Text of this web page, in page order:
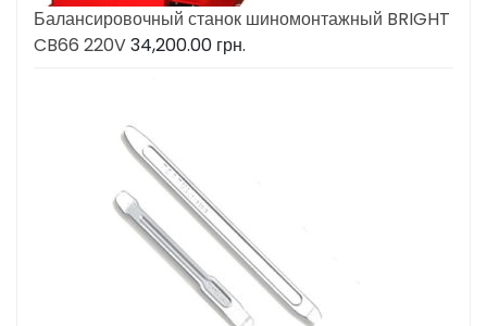
Балансировочный станок шиномонтажный BRIGHT
CB66 220V34,200.00 грн.